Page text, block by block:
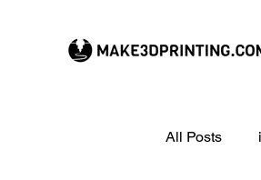
All Posts